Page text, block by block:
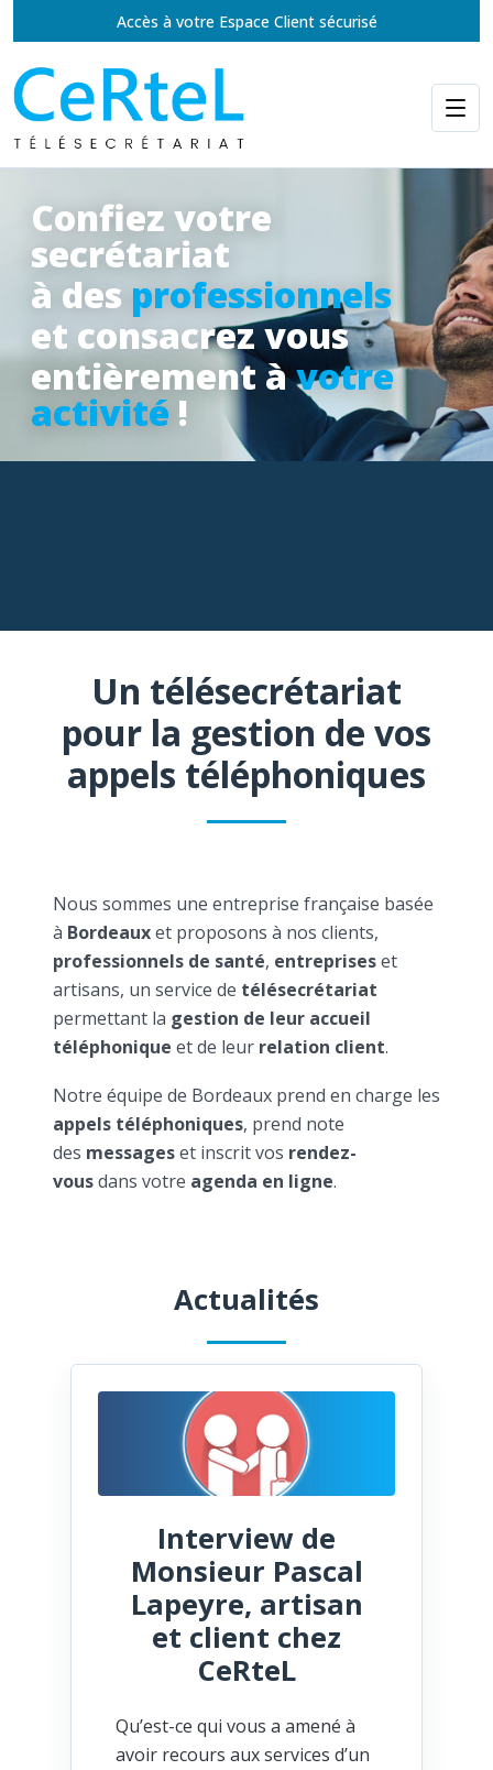
Accès à votre Espace Client sécurisé
Confiez votre
secrétariat
à des professionnels
et consacrez vous
entièrement àvotre
activité !
Un télésecrétariat
pour la gestion de vos
appels téléphoniques
Nous sommes une entreprise française basée
à Bordeauxet proposons à nos clients,
professionnels de santé, entrepriseset
artisans, un service de télésecrétariat
permettant la gestion de leur accueil
téléphonique et de leur relation client.
Notre équipe de Bordeaux prend en charge les
appels téléphoniques, prend note
des messageset inscrit vos rendez-
vousdans votre agenda en ligne.
Actualités
Interview de
Monsieur Pascal
Lapeyre, artisan
et client chez
CeRteL
Qu’est-ce qui vous a amené à
avoir recours aux services d’un